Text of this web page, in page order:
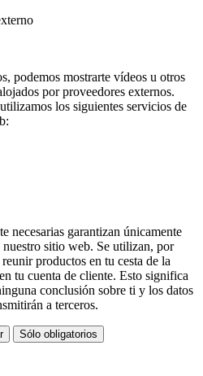
podemos mostrarte vídeos u otros
por proveedores externos.
los siguientes servicios de
necesarias garantizan únicamente
nuestro sitio web. Se utilizan, por
productos en tu cesta de la
tu cuenta de cliente. Esto significa
conclusión sobre ti y los datos
a terceros.
Sólo obligatorios